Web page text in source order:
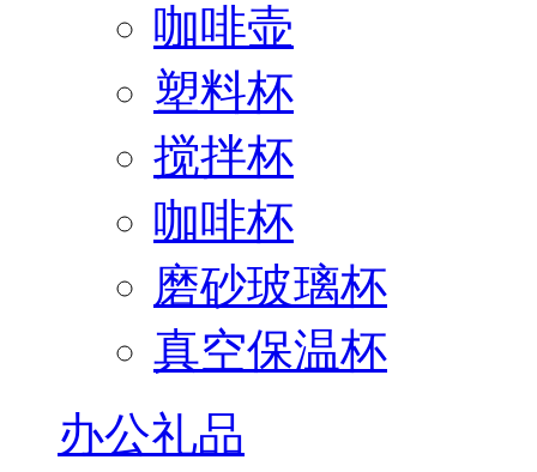
咖啡壶
塑料杯
搅拌杯
咖啡杯
磨砂玻璃杯
真空保温杯
办公礼品